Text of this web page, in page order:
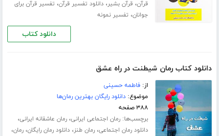
قرآن، قرآن بشیر،دانلود تفسیر قرآن، تفسیر قرآن برای
جوانان، تفسیر نمونه
دانلود کتاب
دانلود کتاب رمان شیطنت در راه عشق
از:فاطمه حسینی
موضوع:دانلود رایگان بهترین رمان‌ها
۳۸۸ صفحه
برچسب‌ها:رمان اجتماعی ایرانی،رمان عاشقانه ایرانی،
دانلود رمان اجتماعی،رمان طنز،دانلود رمان رایگان،رمان،